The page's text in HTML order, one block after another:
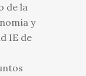
de la
y
IE de